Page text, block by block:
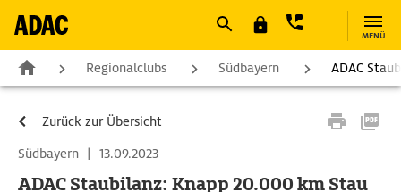
MENÜ
Regionalclubs Südbayern ADAC
Zurück zur Übersicht
Südbayern | 13.09.2023
ADAC Staubilanz: Knapp 20.000 km Stau